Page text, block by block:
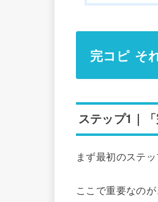
完コピ そ
ステップ1｜
まず最初のステ
ここで重要なのが